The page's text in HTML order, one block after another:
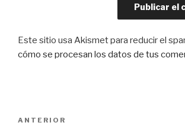
Este sitio usa Akismet para reducir el
cómo se procesan los datos de tus
Entrada
ANTERIOR